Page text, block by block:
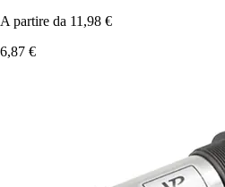
A partire da 11,98 €
6,87 €